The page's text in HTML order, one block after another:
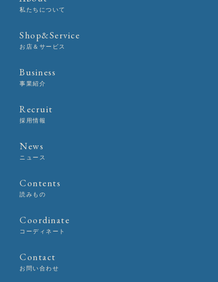
私たちについて
Shop&Service
お店＆サービス
Business
事業紹介
Recruit
採用情報
News
ニュース
Contents
読みもの
Coordinate
コーディネート
Contact
お問い合わせ